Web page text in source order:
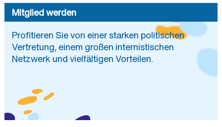
Geschäftsstelle
Landesverbände
Sektionen
Arbeitsgemeinschaften
Mitglied werden
Profitieren Sie von einer starken politischen
Vertretung, einem großen internistischen
Netzwerk und vielfältigen Vorteilen.